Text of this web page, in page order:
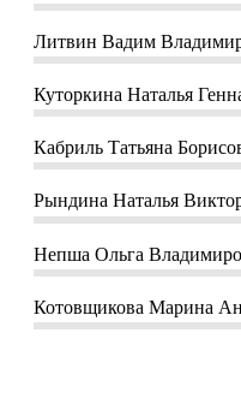
Литвин Вадим
Куторкина Наталья
Кабриль Татьяна
Рындина Наталья
Непша Ольга
Котовщикова Марина